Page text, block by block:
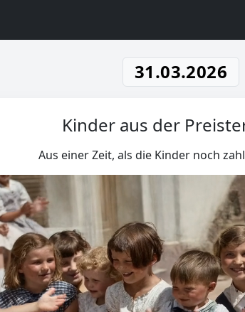
31.03.2026
Kinder aus der
Aus einer Zeit, als die Kinder noch